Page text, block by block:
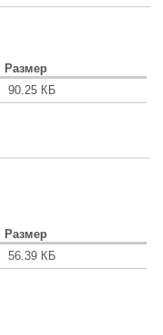
Размер
90.25 КБ
Размер
56.39 КБ